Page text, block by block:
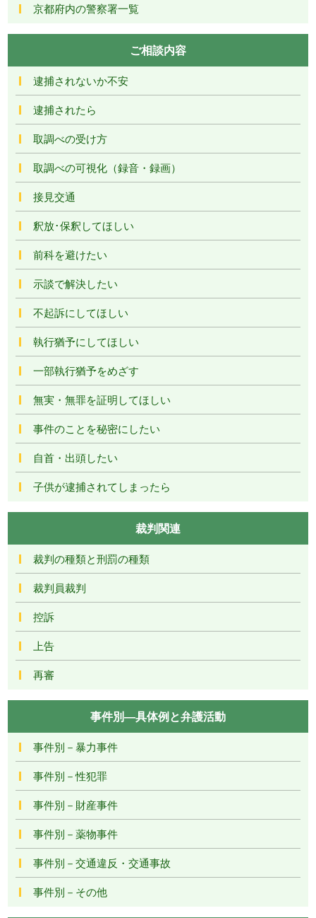
京都府内の警察署一覧
ご相談内容
逮捕されないか不安
逮捕されたら
取調べの受け方
取調べの可視化（録音・録画）
接見交通
釈放･保釈してほしい
前科を避けたい
示談で解決したい
不起訴にしてほしい
執行猶予にしてほしい
一部執行猶予をめざす
無実・無罪を証明してほしい
事件のことを秘密にしたい
自首・出頭したい
子供が逮捕されてしまったら
裁判関連
裁判の種類と刑罰の種類
裁判員裁判
控訴
上告
再審
事件別―具体例と弁護活動
事件別－暴力事件
事件別－性犯罪
事件別－財産事件
事件別－薬物事件
事件別－交通違反・交通事故
事件別－その他